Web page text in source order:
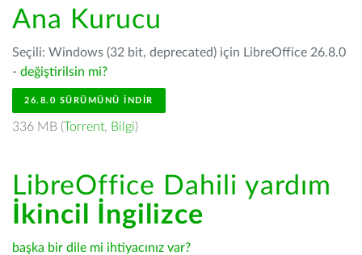
Ana Kurucu
Seçili: Windows (32 bit, deprecated) için LibreOffice 26.8.0
- değiştirilsin mi?
26.8.0 SÜRÜMÜNÜ İNDIR
336 MB (Torrent, Bilgi)
LibreOffice Dahili yardım
İkincil İngilizce
başka bir dile mi ihtiyacınız var?